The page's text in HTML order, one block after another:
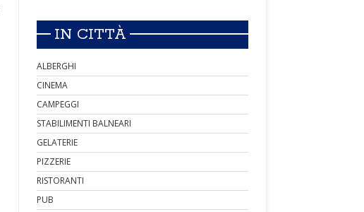
IN CITTÀ
ALBERGHI
CINEMA
CAMPEGGI
STABILIMENTI BALNEARI
GELATERIE
PIZZERIE
RISTORANTI
PUB